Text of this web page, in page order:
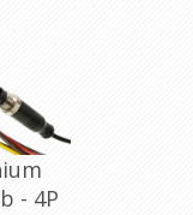
- 4P